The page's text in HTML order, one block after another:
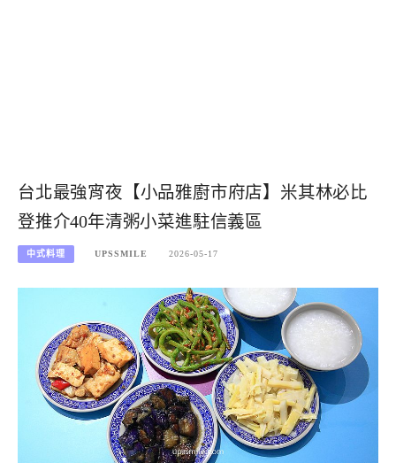
台北最強宵夜【小品雅廚市府店】米其林必比
登推介40年清粥小菜進駐信義區
中式料理 UPSSMILE 2026-05-17